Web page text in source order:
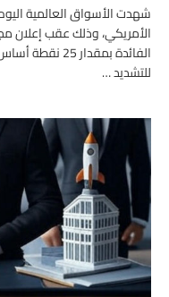
شهدت الأسواق العالمية
الأمريكي، وذلك عقب إعلان
الفائدة
للتشديد …